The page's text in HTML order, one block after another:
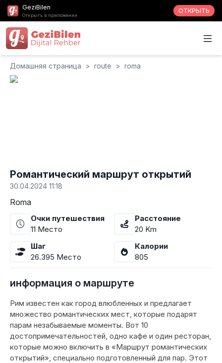
GeziBilen
Открыть в приложении
ОТКРЫТЬ
Домашняя страница > route > roma
Романтический маршрут открытий
30.04.2024 11:18
Roma
Очки путешествия
11 Место
Расстояние
20 Km
Шаг
26.395 Место
Калории
805
информация о маршруте
Рим известен как город влюбленных и предлагает
множество романтических мест, которые подарят
парам незабываемые моменты. Вот 10
достопримечательностей, одно кафе и один ресторан,
которые можно включить в «Маршрут романтических
открытий», специально подготовленный для пар. Этот